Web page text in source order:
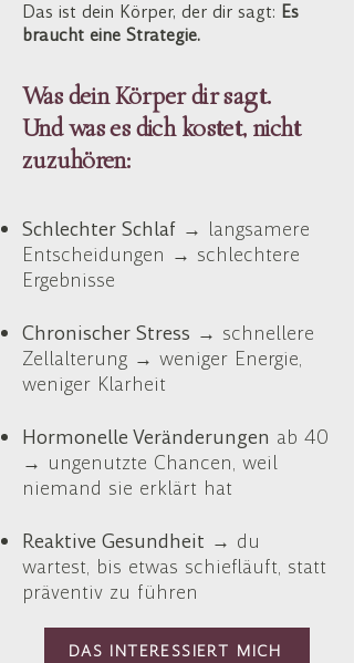
Das ist dein Körper, der dir sagt: Es
braucht eine Strategie.
Was dein Körper dir sagt.
Und was es dich kostet, nicht
zuzuhören:
Schlechter Schlaf → langsamere
Entscheidungen → schlechtere
Ergebnisse
Chronischer Stress → schnellere
Zellalterung → weniger Energie,
weniger Klarheit
Hormonelle Veränderungen ab 40
→ ungenutzte Chancen, weil
niemand sie erklärt hat
Reaktive Gesundheit → du
wartest, bis etwas schiefläuft, statt
präventiv zu führen
DAS INTERESSIERT MICH